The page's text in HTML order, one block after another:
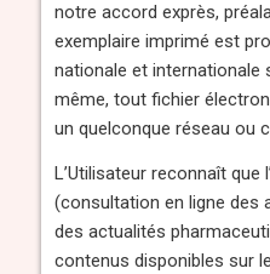
notre accord exprès,
exemplaire imprimé est
nationale et internationale
même, tout fichier
un quelconque réseau ou
L’Utilisateur reconnaît que
(consultation en ligne des
des actualités
contenus disponibles sur